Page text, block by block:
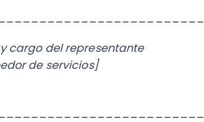
cargo del representante
de servicios]